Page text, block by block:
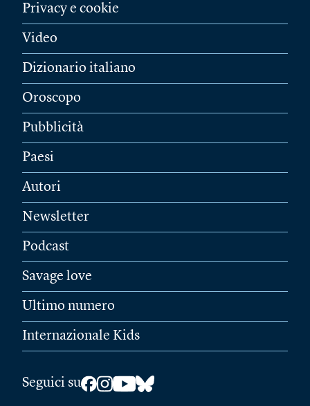
Privacy e cookie
Video
Dizionario italiano
Oroscopo
Pubblicità
Paesi
Autori
Newsletter
Podcast
Savage love
Ultimo numero
Internazionale Kids
Seguici su